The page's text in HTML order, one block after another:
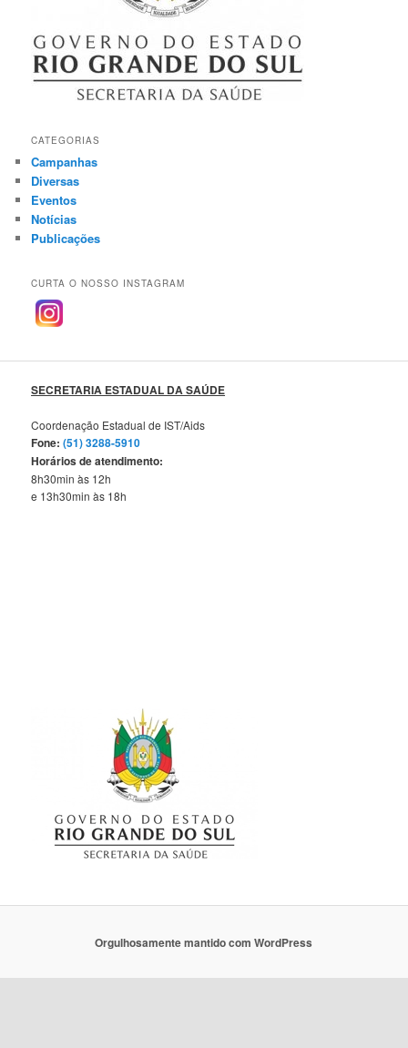
CATEGORIAS
Campanhas
Diversas
Eventos
Notícias
Publicações
CURTA O NOSSO INSTAGRAM
SECRETARIA ESTADUAL DA SAÚDE
Coordenação Estadual de IST/Aids
Fone: (51) 3288-5910
Horários de atendimento:
8h30min às 12h
e 13h30min às 18h
Orgulhosamente mantido com WordPress